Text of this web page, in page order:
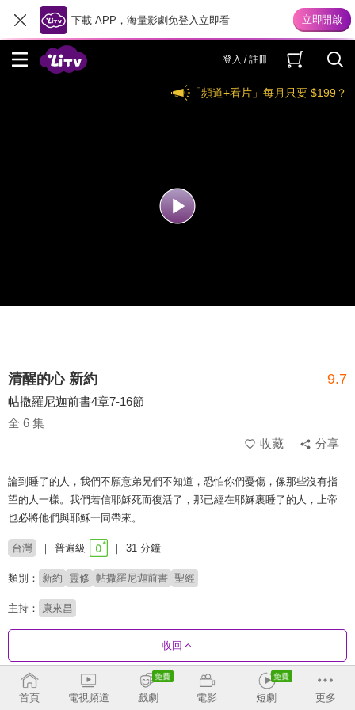
下載 APP，海量影劇免登入立即看
登入 / 註冊
「頻道+看片」每月只要 $199？
清醒的心 新約 9.7
帖撒羅尼迦前書4章7-16節
全 6 集
收藏
分享
論到睡了的人，我們不願意弟兄們不知道，恐怕你們憂傷，像那些沒有指
望的人一樣。我們若信耶穌死而復活了，那已經在耶穌裏睡了的人，上帝
也必將他們與耶穌一同帶來。
台灣 普遍級 31 分鐘
類別： 新約 靈修 帖撒羅尼迦前書 聖經
主持： 康來昌
收回
劇集列表 反序
首頁 電視頻道 戲劇 電影 短劇 更多